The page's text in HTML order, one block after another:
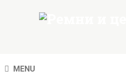
MENU